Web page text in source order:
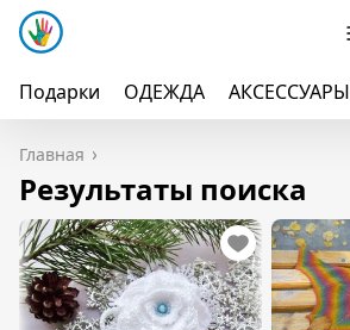
Подарки ОДЕЖДА АКСЕССУАРЫ
Главная
Результаты поиска